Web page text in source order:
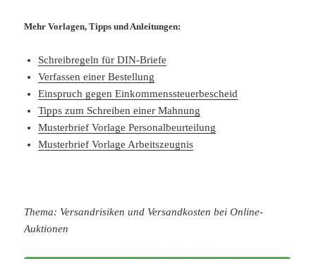
Mehr Vorlagen, Tipps und Anleitungen:
Schreibregeln für DIN-Briefe
Verfassen einer Bestellung
Einspruch gegen Einkommenssteuerbescheid
Tipps zum Schreiben einer Mahnung
Musterbrief Vorlage Personalbeurteilung
Musterbrief Vorlage Arbeitszeugnis
Thema: Versandrisiken und Versandkosten bei Online-
Auktionen